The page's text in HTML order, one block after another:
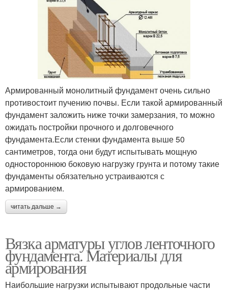
Армированный монолитный фундамент очень сильно
противостоит пучению почвы. Если такой армированный
фундамент заложить ниже точки замерзания, то можно
ожидать постройки прочного и долговечного
фундамента.Если стенки фундамента выше 50
сантиметров, тогда они будут испытывать мощную
одностороннюю боковую нагрузку грунта и потому такие
фундаменты обязательно устраиваются с
армированием.
читать дальше →
Вязка арматуры углов ленточного
фундамента. Материалы для
армирования
Наибольшие нагрузки испытывают продольные части